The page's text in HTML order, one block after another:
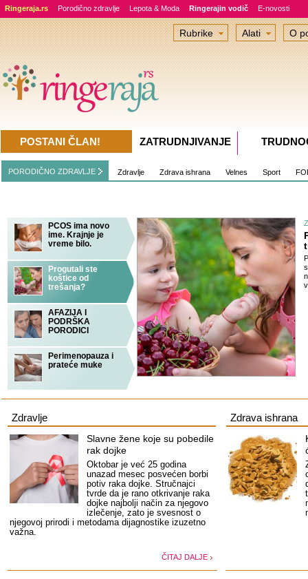
Ringeraja.rs Porodično zdravlje Lepota & Moda Ringerajin vodič E-novosti
PORODIČNO ZDRAVLJE Zdravlje Zdrava ishrana Velnes Sport
PCOS ima novo
ime. Krajnje je
vreme bilo.
Progutali ste
koštice od
trešanja?
AFAZIJA I
PODRŠKA
PORODICI
Perimenopauza i
prateće muke
Zdravlje
Slavne žene koje su pobedile
rak dojke
Oktobar je već 25 godina
unazad mesec posvećen borbi
potiv raka dojke. Stručnajci
tvrde da je rano otkrivanje raka
dojke najbolji način za njegovo
izlečenje, zato je svesnost o
njegovoj prirodi i metodama dijagnostike izuzetno
važna.
ČITAJ DALJE
Zdrava ishrana
Rubrike Alati O
POSTANI ČLAN! ZATRUDNJIVANJE